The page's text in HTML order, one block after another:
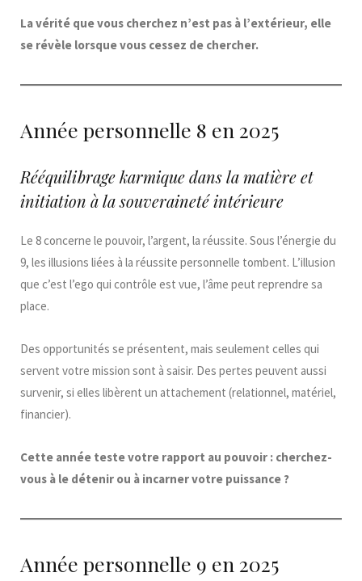
La vérité que vous cherchez n’est pas à l’extérieur, elle
se révèle lorsque vous cessez de chercher.
Année personnelle 8 en 2025
Rééquilibrage karmique dans la matière et
initiation à la souveraineté intérieure
Le 8 concerne le pouvoir, l’argent, la réussite. Sous l’énergie du
9, les illusions liées à la réussite personnelle tombent. L’illusion
que c’est l’ego qui contrôle est vue, l’âme peut reprendre sa
place.
Des opportunités se présentent, mais seulement celles qui
servent votre mission sont à saisir. Des pertes peuvent aussi
survenir, si elles libèrent un attachement (relationnel, matériel,
financier).
Cette année teste votre rapport au pouvoir : cherchez-
vous à le détenir ou à incarner votre puissance ?
Année personnelle 9 en 2025